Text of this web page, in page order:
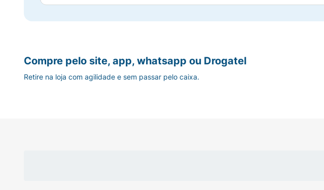
Textura Irresistível:Macia, suculenta e com bastante coco,
Praticidade On-The-Go: O snack doce ideal para ter sempre na
Exclusividade e Confiança:Um produto com a qualidade
Atenção:
gordura saturada. Aproveite seu momento doce, mas consuma
Compre pelo site, app, whatsapp ou Drogatel
Retire na loja com agilidade e sem passar pelo caixa.